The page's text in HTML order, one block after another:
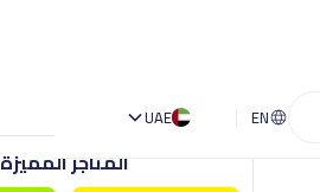
EN
UAE
المتاجر المميزة